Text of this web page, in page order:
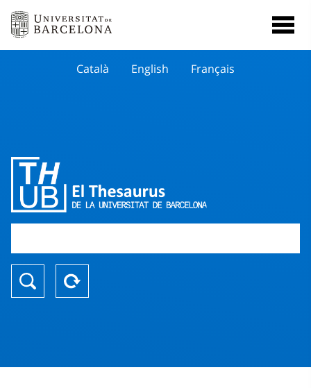
Català English Français